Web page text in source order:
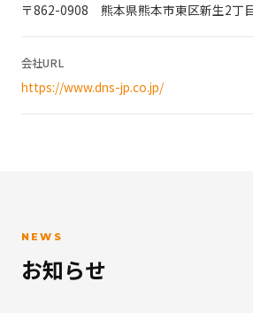
〒862-0908 熊本県熊本市東区新生2丁
会社URL
https://www.dns-jp.co.jp/
NEWS
お知らせ